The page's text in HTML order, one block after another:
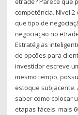
competência. Nível
que tipo de
negociação no
Estratégias
de opções para
investidor escreve
mesmo tempo,
estoque subjacente.
saber como colocar
etapas fáceis. mais